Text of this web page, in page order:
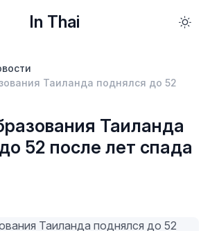
In Thai
Таиланда поднялся до 52
Таиланда
52 после лет спада